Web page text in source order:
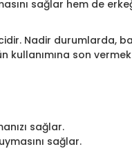
sağlar hem de
Nadir durumlarda,
son
sağlar.
sağlar.